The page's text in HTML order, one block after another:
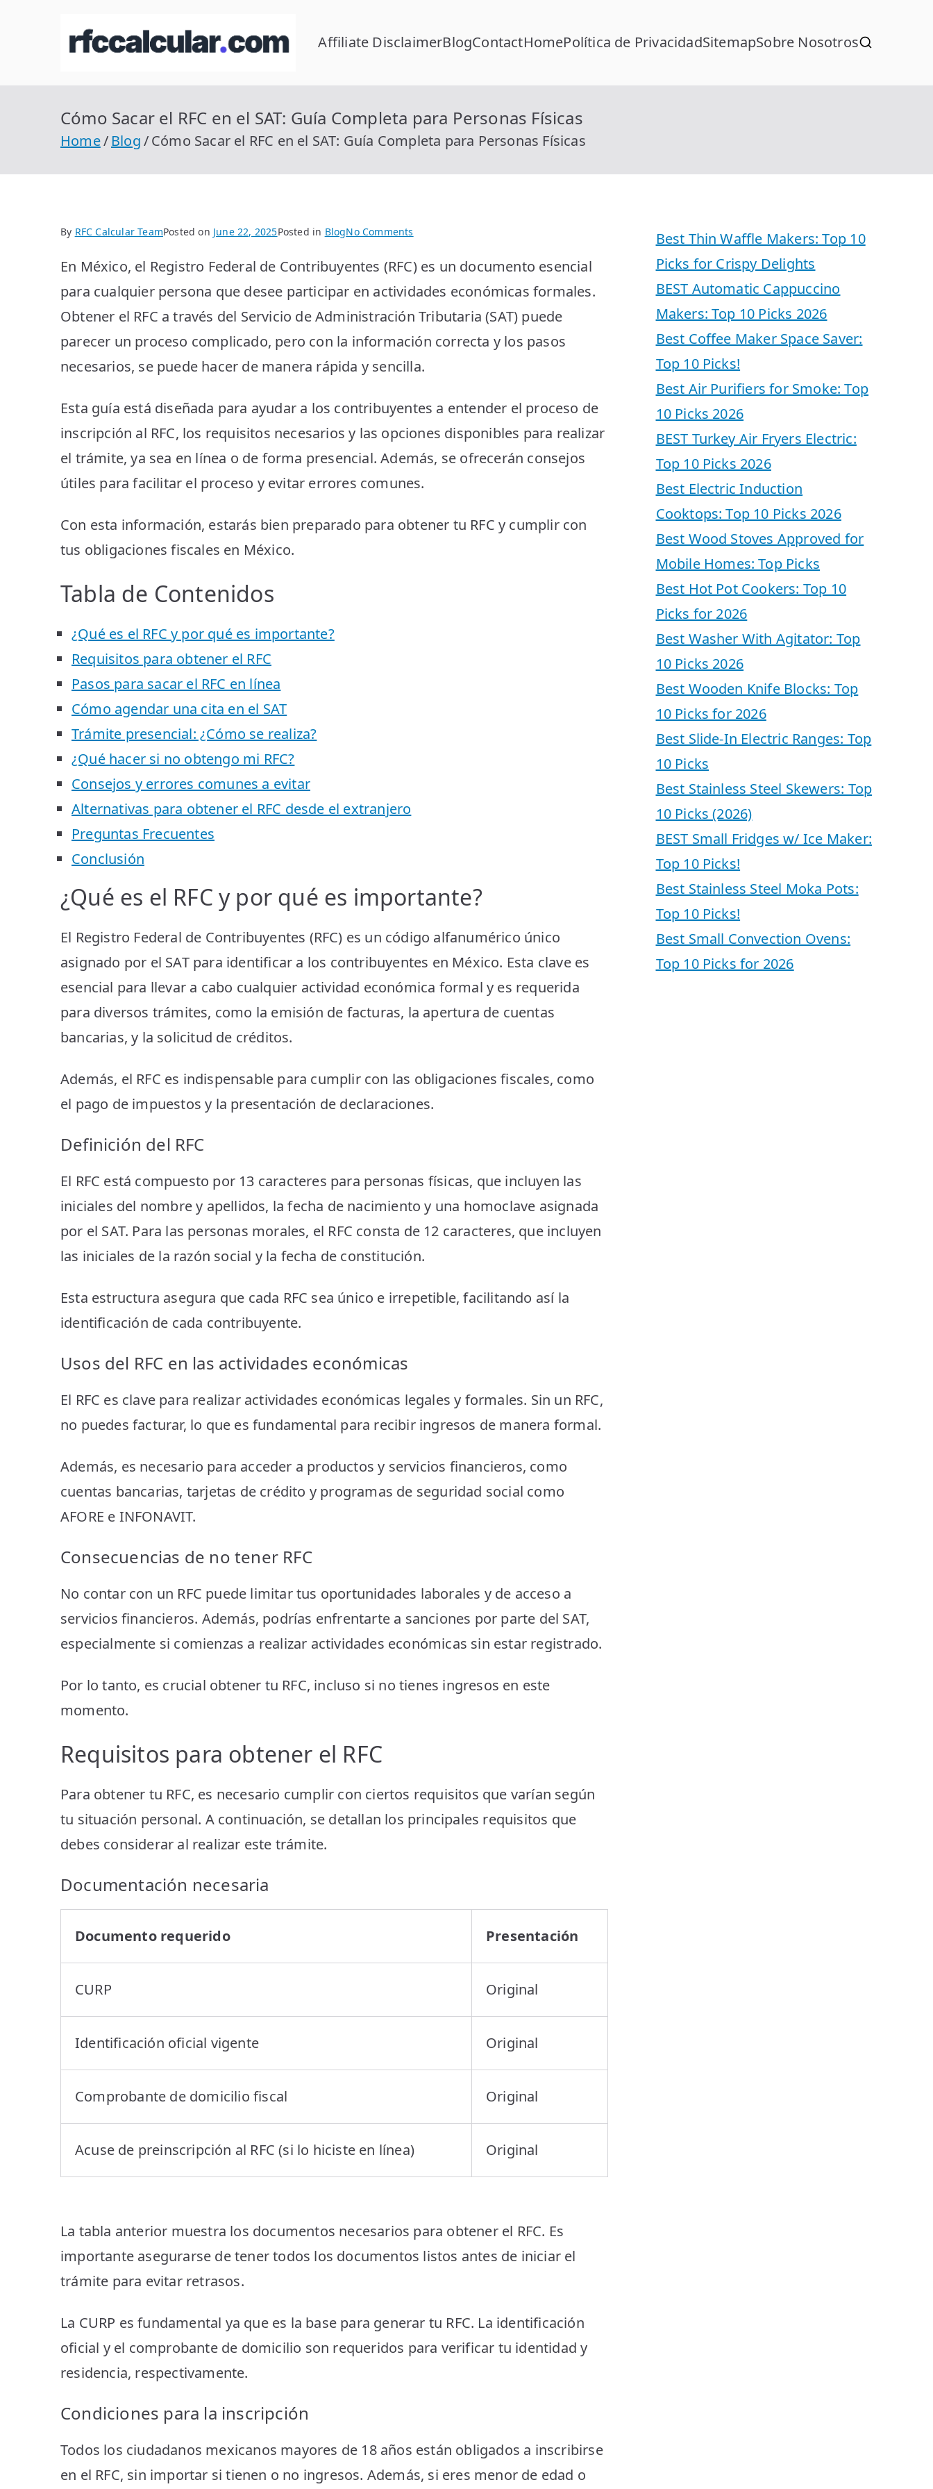
RFC Calcular
Calcular RFC Gratis con Homoclave | rfccalcular.com
Affiliate DisclaimerBlogContactHomePolítica de PrivacidadSitemapSobre Nosotros
Cómo Sacar el RFC en el SAT: Guía Completa para Personas Físicas
Home Blog Cómo Sacar el RFC en el SAT: Guía Completa para Personas Físicas
By RFC Calcular TeamPosted on June 22, 2025Posted in BlogNo Comments
Sacar
RFC
en
el
Guía
para
Físicas
En México, el Registro Federal de Contribuyentes (RFC) es un documento esencial
para cualquier persona que desee participar en actividades económicas formales.
Obtener el RFC a través del Servicio de Administración Tributaria (SAT) puede
parecer un proceso complicado, pero con la información correcta y los pasos
necesarios, se puede hacer de manera rápida y sencilla.
Esta guía está diseñada para ayudar a los contribuyentes a entender el proceso de
inscripción al RFC, los requisitos necesarios y las opciones disponibles para realizar
el trámite, ya sea en línea o de forma presencial. Además, se ofrecerán consejos
útiles para facilitar el proceso y evitar errores comunes.
Con esta información, estarás bien preparado para obtener tu RFC y cumplir con
tus obligaciones fiscales en México.
Tabla de Contenidos
¿Qué es el RFC y por qué es importante?
Requisitos para obtener el RFC
Pasos para sacar el RFC en línea
Cómo agendar una cita en el SAT
Trámite presencial: ¿Cómo se realiza?
¿Qué hacer si no obtengo mi RFC?
Consejos y errores comunes a evitar
Alternativas para obtener el RFC desde el extranjero
Preguntas Frecuentes
Conclusión
¿Qué es el RFC y por qué es importante?
El Registro Federal de Contribuyentes (RFC) es un código alfanumérico único
asignado por el SAT para identificar a los contribuyentes en México. Esta clave es
esencial para llevar a cabo cualquier actividad económica formal y es requerida
para diversos trámites, como la emisión de facturas, la apertura de cuentas
bancarias, y la solicitud de créditos.
Además, el RFC es indispensable para cumplir con las obligaciones fiscales, como
el pago de impuestos y la presentación de declaraciones.
Definición del RFC
El RFC está compuesto por 13 caracteres para personas físicas, que incluyen las
iniciales del nombre y apellidos, la fecha de nacimiento y una homoclave asignada
por el SAT. Para las personas morales, el RFC consta de 12 caracteres, que incluyen
las iniciales de la razón social y la fecha de constitución.
Esta estructura asegura que cada RFC sea único e irrepetible, facilitando así la
identificación de cada contribuyente.
Usos del RFC en las actividades económicas
El RFC es clave para realizar actividades económicas legales y formales. Sin un RFC,
no puedes facturar, lo que es fundamental para recibir ingresos de manera formal.
Además, es necesario para acceder a productos y servicios financieros, como
cuentas bancarias, tarjetas de crédito y programas de seguridad social como
AFORE e INFONAVIT.
Consecuencias de no tener RFC
No contar con un RFC puede limitar tus oportunidades laborales y de acceso a
servicios financieros. Además, podrías enfrentarte a sanciones por parte del SAT,
especialmente si comienzas a realizar actividades económicas sin estar registrado.
Por lo tanto, es crucial obtener tu RFC, incluso si no tienes ingresos en este
momento.
Requisitos para obtener el RFC
Para obtener tu RFC, es necesario cumplir con ciertos requisitos que varían según
tu situación personal. A continuación, se detallan los principales requisitos que
debes considerar al realizar este trámite.
Documentación necesaria
Documento requerido Presentación
CURP Original
Identificación oficial vigente Original
Comprobante de domicilio fiscal Original
Acuse de preinscripción al RFC (si lo hiciste en línea) Original
La tabla anterior muestra los documentos necesarios para obtener el RFC. Es
importante asegurarse de tener todos los documentos listos antes de iniciar el
trámite para evitar retrasos.
La CURP es fundamental ya que es la base para generar tu RFC. La identificación
oficial y el comprobante de domicilio son requeridos para verificar tu identidad y
residencia, respectivamente.
Condiciones para la inscripción
Todos los ciudadanos mexicanos mayores de 18 años están obligados a inscribirse
en el RFC, sin importar si tienen o no ingresos. Además, si eres menor de edad o
Best Thin Waffle Makers: Top 10
Picks for Crispy Delights
BEST Automatic Cappuccino
Makers: Top 10 Picks 2026
Best Coffee Maker Space Saver:
Top 10 Picks!
Best Air Purifiers for Smoke: Top
10 Picks 2026
BEST Turkey Air Fryers Electric:
Top 10 Picks 2026
Best Electric Induction
Cooktops: Top 10 Picks 2026
Best Wood Stoves Approved for
Mobile Homes: Top Picks
Best Hot Pot Cookers: Top 10
Picks for 2026
Best Washer With Agitator: Top
10 Picks 2026
Best Wooden Knife Blocks: Top
10 Picks for 2026
Best Slide-In Electric Ranges: Top
10 Picks
Best Stainless Steel Skewers: Top
10 Picks (2026)
BEST Small Fridges w/ Ice Maker:
Top 10 Picks!
Best Stainless Steel Moka Pots:
Top 10 Picks!
Best Small Convection Ovens:
Top 10 Picks for 2026